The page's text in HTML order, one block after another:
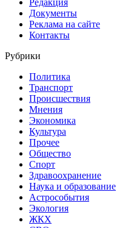
Документы
Реклама на сайте
Контакты
Рубрики
Политика
Транспорт
Происшествия
Мнения
Экономика
Культура
Прочее
Общество
Спорт
Здравоохранение
Наука и образование
Астрособытия
Экология
ЖКХ